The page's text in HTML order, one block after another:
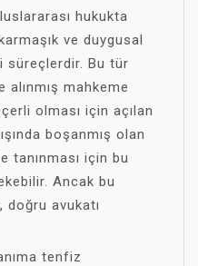
hukukta
ve duygusal
süreçlerdir. Bu tür
alınmış mahkeme
olması için açılan
boşanmış olan
tanınması için bu
Ancak bu
doğru avukatı
tenfiz